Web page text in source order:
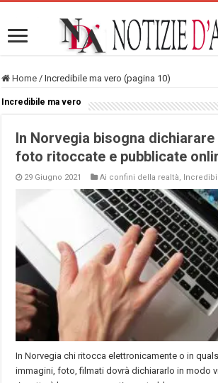
Home / Incredibile ma vero (pagina 10)
Incredibile ma vero
In Norvegia bisogna
foto ritoccate e pubblicate
29 Giugno 2021 Ai confini della realtà,
In Norvegia chi ritocca elettronicamente o in
immagini, foto, filmati dovrà dichiararlo in modo